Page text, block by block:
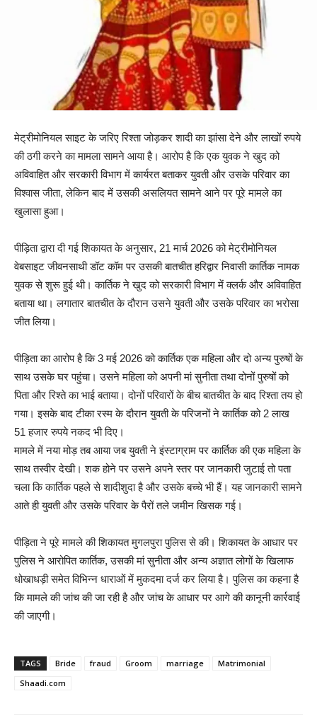
मेट्रीमोनियल साइट के जरिए रिश्ता जोड़कर शादी का झांसा देने और लाखों रुपये
की ठगी करने का मामला सामने आया है। आरोप है कि एक युवक ने खुद को
अविवाहित और सरकारी विभाग में कार्यरत बताकर युवती और उसके परिवार का
विश्वास जीता, लेकिन बाद में उसकी असलियत सामने आने पर पूरे मामले का
खुलासा हुआ।
पीड़िता द्वारा दी गई शिकायत के अनुसार, 21 मार्च 2026 को मेट्रीमोनियल
वेबसाइट जीवनसाथी डॉट कॉम पर उसकी बातचीत हरिद्वार निवासी कार्तिक नामक
युवक से शुरू हुई थी। कार्तिक ने खुद को सरकारी विभाग में क्लर्क और अविवाहित
बताया था। लगातार बातचीत के दौरान उसने युवती और उसके परिवार का भरोसा
जीत लिया।
पीड़िता का आरोप है कि 3 मई 2026 को कार्तिक एक महिला और दो अन्य पुरुषों के
साथ उसके घर पहुंचा। उसने महिला को अपनी मां सुनीता तथा दोनों पुरुषों को
पिता और रिश्ते का भाई बताया। दोनों परिवारों के बीच बातचीत के बाद रिश्ता तय हो
गया। इसके बाद टीका रस्म के दौरान युवती के परिजनों ने कार्तिक को 2 लाख
51 हजार रुपये नकद भी दिए।
मामले में नया मोड़ तब आया जब युवती ने इंस्टाग्राम पर कार्तिक की एक महिला के
साथ तस्वीर देखी। शक होने पर उसने अपने स्तर पर जानकारी जुटाई तो पता
चला कि कार्तिक पहले से शादीशुदा है और उसके बच्चे भी हैं। यह जानकारी सामने
आते ही युवती और उसके परिवार के पैरों तले जमीन खिसक गई।
पीड़िता ने पूरे मामले की शिकायत मुगलपुरा पुलिस से की। शिकायत के आधार पर
पुलिस ने आरोपित कार्तिक, उसकी मां सुनीता और अन्य अज्ञात लोगों के खिलाफ
धोखाधड़ी समेत विभिन्न धाराओं में मुकदमा दर्ज कर लिया है। पुलिस का कहना है
कि मामले की जांच की जा रही है और जांच के आधार पर आगे की कानूनी कार्रवाई
की जाएगी।
TAGS Bride fraud Groom marriage
Matrimonial
Shaadi.com